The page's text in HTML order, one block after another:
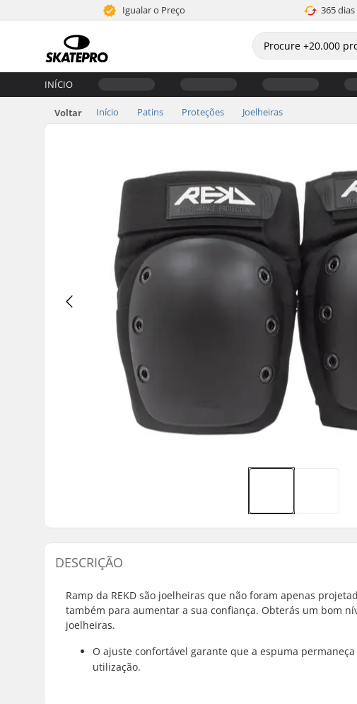
Igualar o Preço 365
INÍCIO
Voltar Início Patins Proteções Joelheiras
DESCRIÇÃO
Ramp da REKD são joelheiras que não foram apenas
também para aumentar a sua confiança. Obterás um bom
joelheiras.
O ajuste confortável garante que a espuma
utilização.